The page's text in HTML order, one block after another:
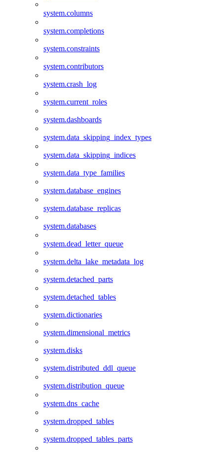
system.columns
system.completions
system.constraints
system.contributors
system.crash_log
system.current_roles
system.dashboards
system.data_skipping_index_types
system.data_skipping_indices
system.data_type_families
system.database_engines
system.database_replicas
system.databases
system.dead_letter_queue
system.delta_lake_metadata_log
system.detached_parts
system.detached_tables
system.dictionaries
system.dimensional_metrics
system.disks
system.distributed_ddl_queue
system.distribution_queue
system.dns_cache
system.dropped_tables
system.dropped_tables_parts